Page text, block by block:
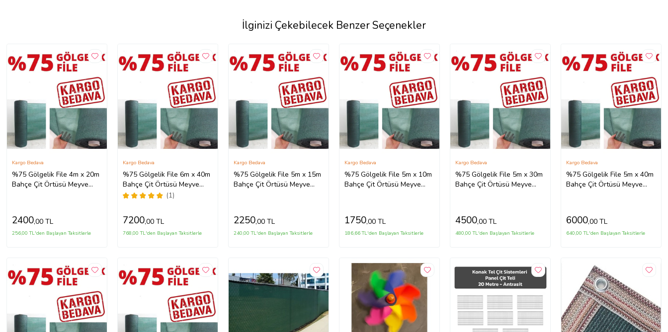
İlginizi Çekebilecek Benzer Seçenekler
%75 Gölgelik File 4m x 20m
Bahçe Çit Örtüsü Meyve
Kargo Bedava
2400,00 TL
256,00 TL'den Başlayan Taksitlerle
%75 Gölgelik File 6m x 40m
Bahçe Çit Örtüsü Meyve
Ağacı Örtüsü (Çok Renkli)
(1)
Kargo Bedava
7200,00 TL
768,00 TL'den Başlayan Taksitlerle
%75 Gölgelik File 5m x 15m
Bahçe Çit Örtüsü Meyve
Kargo Bedava
2250,00 TL
240,00 TL'den Başlayan Taksitlerle
%75 Gölgelik File 5m x 10m
Bahçe Çit Örtüsü Meyve
Kargo Bedava
1750,00 TL
186,66 TL'den Başlayan Taksitlerle
%75 Gölgelik File 5m x 30m
Bahçe Çit Örtüsü Meyve
Kargo Bedava
4500,00 TL
480,00 TL'den Başlayan Taksitlerle
%75 Gölgelik File 5m x 40m
Bahçe Çit Örtüsü Meyve
Kargo Bedava
6000,00 TL
640,00 TL'den Başlayan Taksitlerle